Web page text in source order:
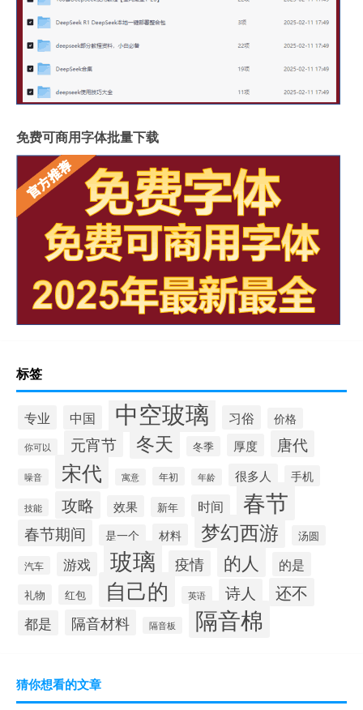
免费可商用字体批量下载
标签
专业 中国 中空玻璃 习俗 价格
你可以 元宵节 冬天 冬季 厚度 唐代
噪音 宋代 寓意 年初 年龄 很多人 手机
技能 攻略 效果 新年 时间 春节
春节期间 是一个 材料 梦幻西游 汤圆
汽车 游戏 玻璃 疫情 的人 的是
礼物 红包 自己的 英语 诗人 还不
都是 隔音材料 隔音板 隔音棉
猜你想看的文章